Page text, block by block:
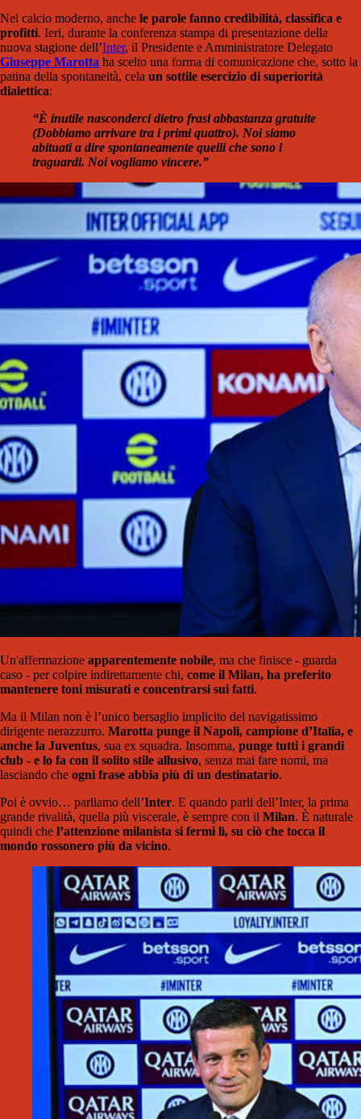
Nel calcio moderno, anche le parole fanno credibilità, classifica e
profitti. Ieri, durante la conferenza stampa di presentazione della
nuova stagione dell’Inter, il Presidente e Amministratore Delegato
Giuseppe Marotta ha scelto una forma di comunicazione che, sotto la
patina della spontaneità, cela un sottile esercizio di superiorità
dialettica:
“È inutile nasconderci dietro frasi abbastanza gratuite
(Dobbiamo arrivare tra i primi quattro). Noi siamo
abituati a dire spontaneamente quelli che sono i
traguardi. Noi vogliamo vincere.”
Un'affermazione apparentemente nobile, ma che finisce - guarda
caso - per colpire indirettamente chi, come il Milan, ha preferito
mantenere toni misurati e concentrarsi sui fatti.
Ma il Milan non è l’unico bersaglio implicito del navigatissimo
dirigente nerazzurro. Marotta punge il Napoli, campione d’Italia, e
anche la Juventus, sua ex squadra. Insomma, punge tutti i grandi
club - e lo fa con il solito stile allusivo, senza mai fare nomi, ma
lasciando che ogni frase abbia più di un destinatario.
Poi è ovvio… parliamo dell’Inter. E quando parli dell’Inter, la prima
grande rivalità, quella più viscerale, è sempre con il Milan. È naturale
quindi che l’attenzione milanista si fermi lì, su ciò che tocca il
mondo rossonero più da vicino.